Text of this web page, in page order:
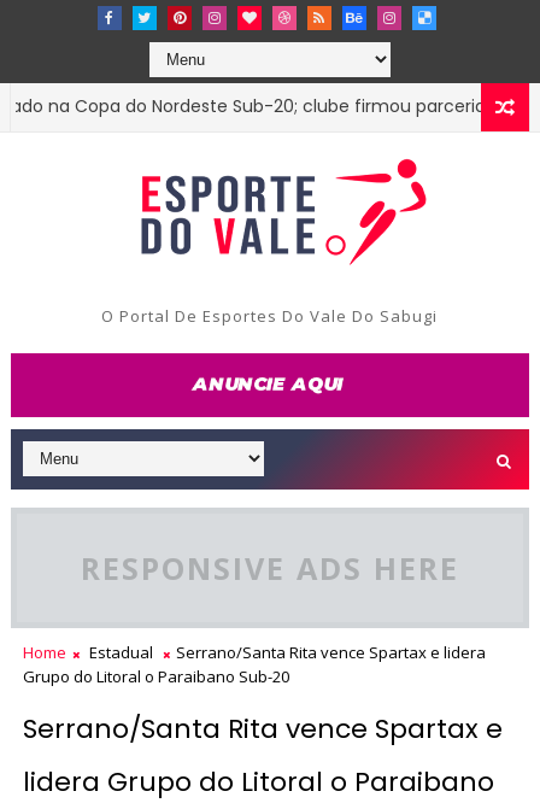
Copa do Nordeste Sub-20; clube firmou parceria com o
O Portal De Esportes Do Vale Do Sabugi
RESPONSIVE ADS HERE
Home Estadual
Serrano/Santa Rita vence Spartax e lidera
Grupo do Litoral o Paraibano Sub-20
Serrano/Santa Rita vence Spartax e
lidera Grupo do Litoral o Paraibano